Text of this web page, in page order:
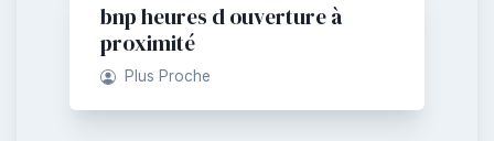
bnp heures d ouverture à
proximité
Plus Proche